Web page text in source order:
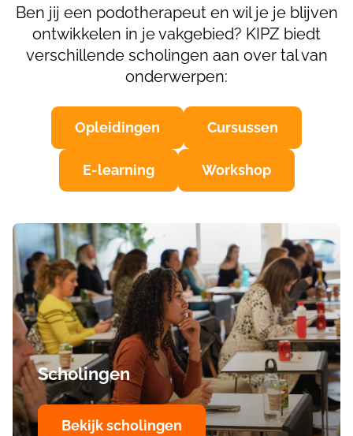
Ben jij een podotherapeut en wil je je blijven
ontwikkelen in je vakgebied? KIPZ biedt
verschillende scholingen aan over tal van
onderwerpen:
Opleidingen Cursussen
E-learning Workshop
Scholingen
Bekijk scholingen